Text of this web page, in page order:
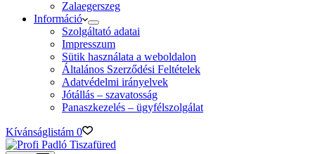
Zalaegerszeg
Információ
Szolgáltató adatai
Impresszum
Sütik használata a weboldalon
Általános Szerződési Feltételek
Adatvédelmi irányelvek
Jótállás – szavatosság
Panaszkezelés – ügyfélszolgálat
Kívánságlistám 0